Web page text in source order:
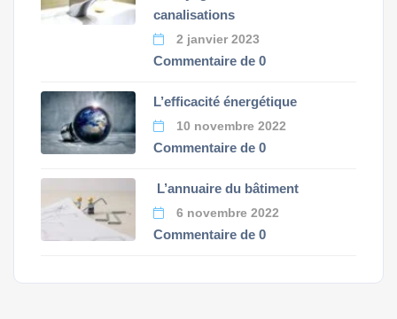
canalisations
2 janvier 2023
Commentaire de 0
L’efficacité énergétique
10 novembre 2022
Commentaire de 0
L’annuaire du bâtiment
6 novembre 2022
Commentaire de 0